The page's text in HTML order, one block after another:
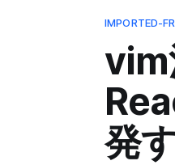
IMPORTED-
発